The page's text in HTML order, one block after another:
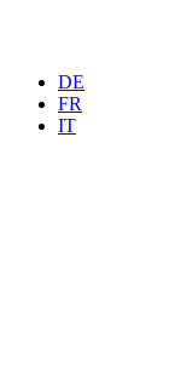
DE
FR
IT